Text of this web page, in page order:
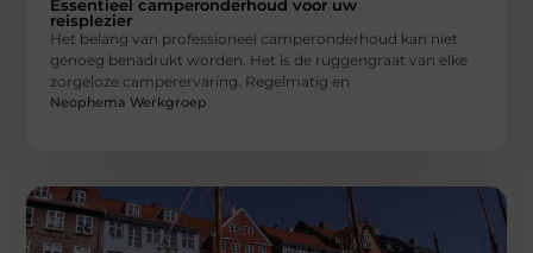
Essentieel camperonderhoud voor uw
reisplezier
Het belang van professioneel camperonderhoud kan niet
genoeg benadrukt worden. Het is de ruggengraat van elke
zorgeloze camperervaring. Regelmatig en
Neophema Werkgroep